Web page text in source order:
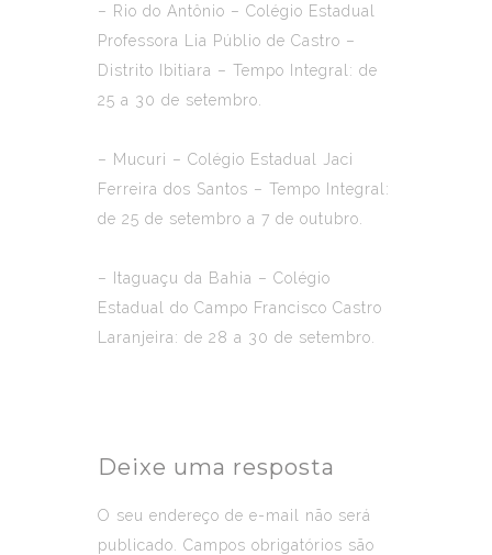
– Rio do Antônio – Colégio Estadual
Professora Lia Públio de Castro –
Distrito Ibitiara – Tempo Integral: de
25 a 30 de setembro.
– Mucuri – Colégio Estadual Jaci
Ferreira dos Santos – Tempo Integral:
de 25 de setembro a 7 de outubro.
– Itaguaçu da Bahia – Colégio
Estadual do Campo Francisco Castro
Laranjeira: de 28 a 30 de setembro.
Deixe uma resposta
O seu endereço de e-mail não será
publicado.
Campos obrigatórios são